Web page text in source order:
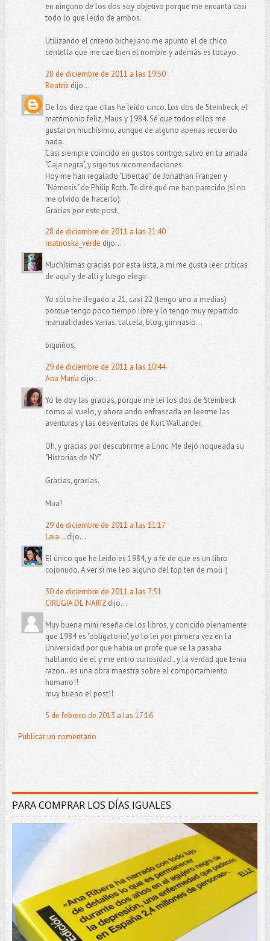
en ninguno de los dos soy objetivo porque me encanta casi
todo lo que leido de ambos.
Utilizando el criterio bichejiano me apunto el de chico
centella que me cae bien el nombre y además es tocayo.
28 de diciembre de 2011 a las 19:50
Beatrizdijo...
De los diez que citas he leído cinco. Los dos de Steinbeck, el
matrimonio feliz, Maus y 1984. Sé que todos ellos me
gustaron muchísimo, aunque de alguno apenas recuerdo
nada.
Casi siempre coincido en gustos contigo, salvo en tu amada
"Caja negra", y sigo tus recomendaciones.
Hoy me han regalado "Libertad" de Jonathan Franzen y
"Némesis" de Philip Roth. Te diré qué me han parecido (si no
me olvido de hacerlo).
Gracias por este post.
28 de diciembre de 2011 a las 21:40
matrioska_verde dijo...
Muchísimas gracias por esta lista, a mí me gusta leer críticas
de aquí y de allí y luego elegir.
Yo sólo he llegado a 21, casi 22 (tengo uno a medias)
porque tengo poco tiempo libre y lo tengo muy repartido:
manualidades varias, calceta, blog, gimnasio...
biquiños,
29 de diciembre de 2011 a las 10:44
Ana María dijo...
Yo te doy las gracias, porque me leí los dos de Steinbeck
como al vuelo, y ahora ando enfrascada en leerme las
aventuras y las desventuras de Kurt Wallander.
Oh, y gracias por descubrirme a Enric. Me dejó noqueada su
"Historias de NY".
Gracias, gracias.
Mua!
29 de diciembre de 2011 a las 11:17
Laia...dijo...
El único que he leído es 1984, y a fe de que es un libro
cojonudo. A ver si me leo alguno del top ten de moli :)
30 de diciembre de 2011 a las 7:51
CIRUGIA DE NARIZdijo...
Muy buena mini reseña de los libros, y conicido plenamente
que 1984 es "obligatorio", yo lo lei por pirmera vez en la
Universidad por que habia un profe que se la pasaba
hablando de el y me entro curiosidad.. y la verdad que tenia
razon.. es una obra maestra sobre el comportamiento
humano!!
muy bueno el post!!
5 de febrero de 2013 a las 17:16
Publicar un comentario
PARA COMPRAR LOS DÍAS IGUALES